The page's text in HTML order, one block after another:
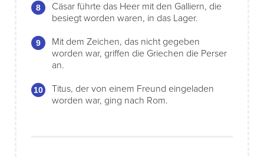
Cäsar führte das Heer mit den Galliern, die
besiegt worden waren, in das Lager.
Mit dem Zeichen, das nicht gegeben
worden war, griffen die Griechen die Perser
an.
Titus, der von einem Freund eingeladen
worden war, ging nach Rom.